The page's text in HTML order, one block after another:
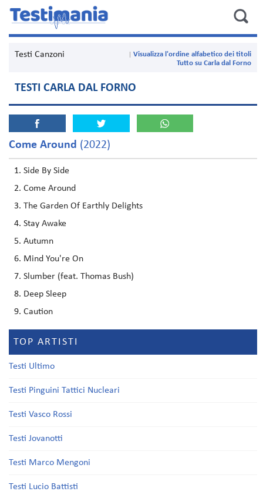
Testi Canzoni
Visualizza l'ordine alfabetico dei titoli
Tutto su Carla dal Forno
TESTI CARLA DAL FORNO
Come Around (2022)
Side By Side
Come Around
The Garden Of Earthly Delights
Stay Awake
Autumn
Mind You're On
Slumber (feat. Thomas Bush)
Deep Sleep
Caution
TOP ARTISTI
Testi Ultimo
Testi Pinguini Tattici Nucleari
Testi Vasco Rossi
Testi Jovanotti
Testi Marco Mengoni
Testi Lucio Battisti